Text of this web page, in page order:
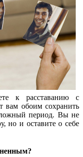
к расставанию с
вам обоим сохранить
период. Вы не
но и оставите о себе